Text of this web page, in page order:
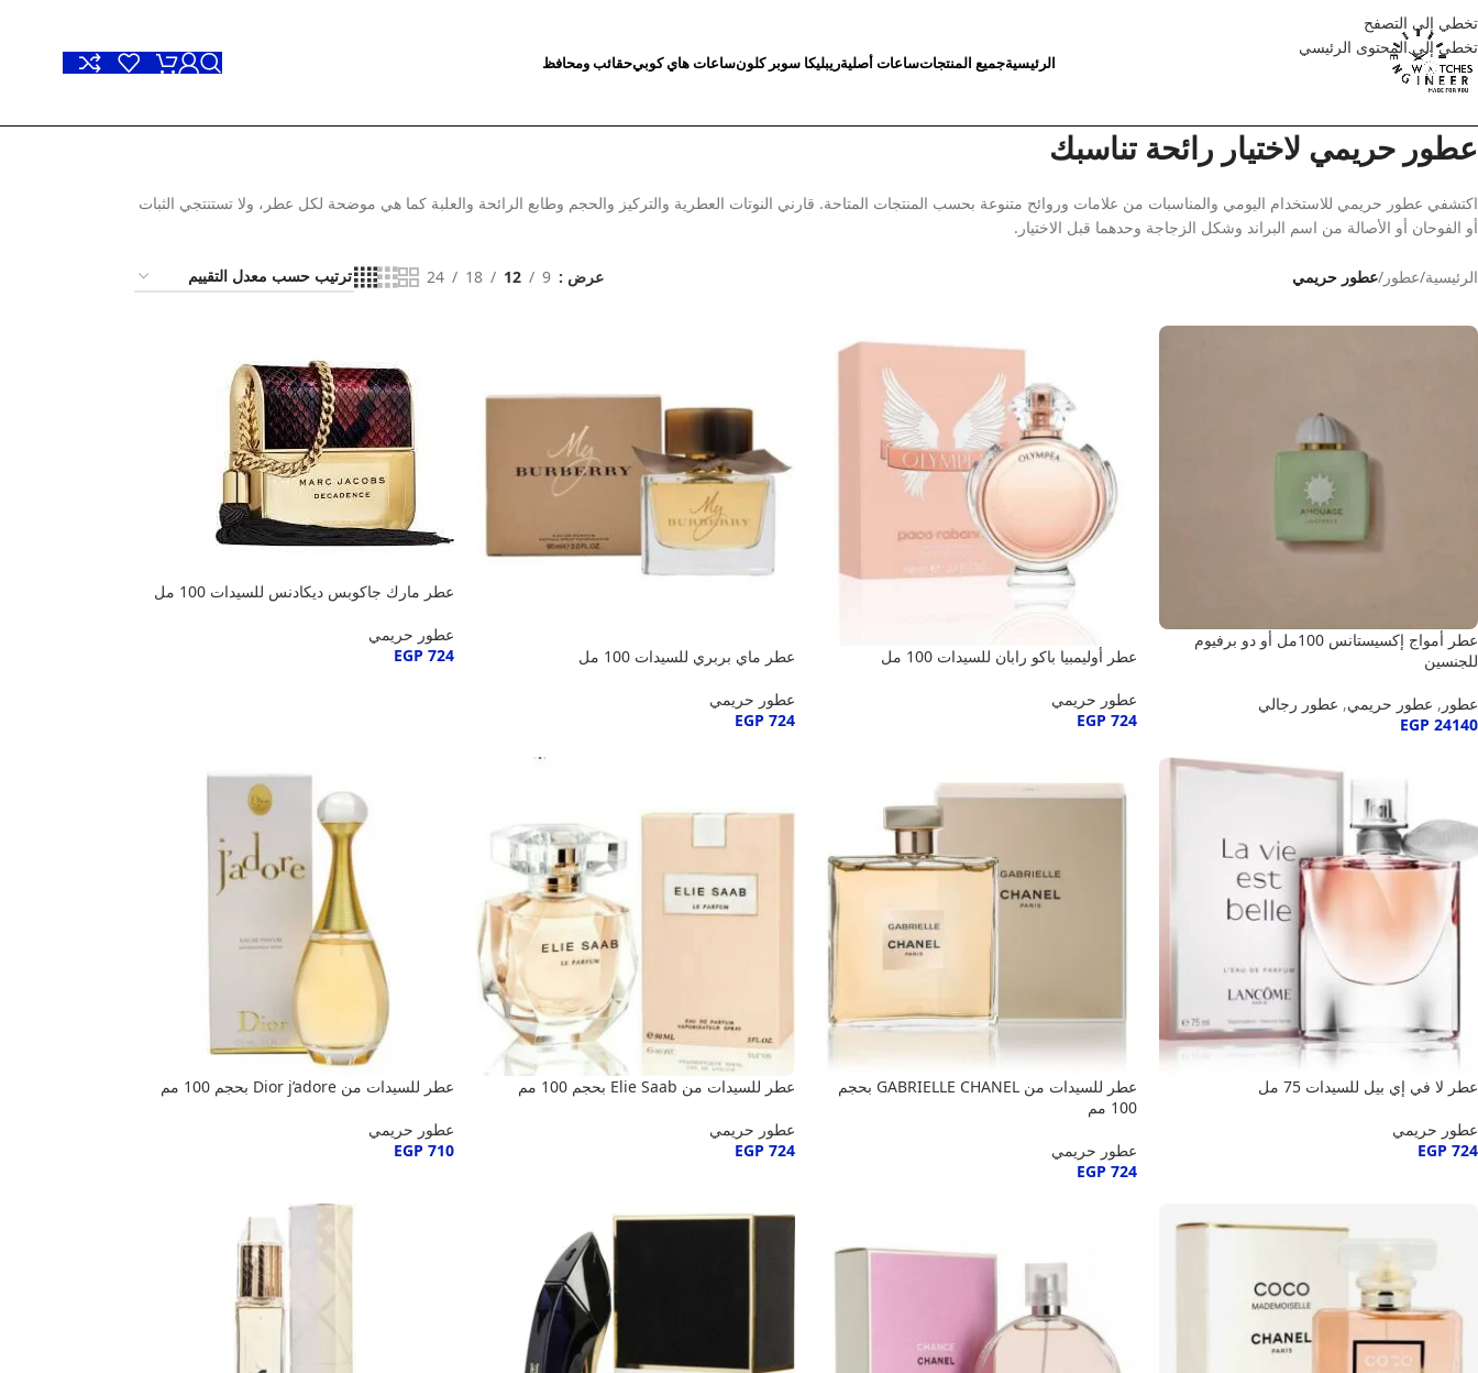
تخطي إلى التصفح
تخطي إلى المحتوى الرئيسي
الرئيسيةجميع المنتجاتساعات أصليةريبليكا سوبر كلونساعات هاي كوبيحقائب ومحافظ
عطور حريمي لاختيار رائحة تناسبك
اكتشفي عطور حريمي للاستخدام اليومي والمناسبات من علامات وروائح متنوعة بحسب المنتجات المتاحة. قارني النوتات العطرية والتركيز والحجم وطابع الرائحة والعلبة كما هي موضحة لكل عطر، ولا تستنتجي الثبات
أو الفوحان أو الأصالة من اسم البراند وشكل الزجاجة وحدهما قبل الاختيار.
الرئيسية/عطور /عطور حريمي عرض 9
12
18
24
عطر أمواج إكسيستانس 100مل أو دو برفيوم
للجنسين
عطور , عطور حريمي, عطور رجالي
EGP 24140
عطر أوليمبيا باكو رابان للسيدات 100 مل
عطور حريمي
EGP 724
عطر ماي بربري للسيدات 100 مل
عطور حريمي
EGP 724
عطر مارك جاكوبس ديكادنس للسيدات 100 مل
عطور حريمي
EGP 724
عطر لا في إي بيل للسيدات 75 مل
عطور حريمي
EGP 724
عطر للسيدات من GABRIELLE CHANEL بحجم
100 مم
عطور حريمي
EGP 724
عطر للسيدات من Elie Saab بحجم 100 مم
عطور حريمي
EGP 724
عطر للسيدات من Dior j’adore بحجم 100 مم
عطور حريمي
EGP 710